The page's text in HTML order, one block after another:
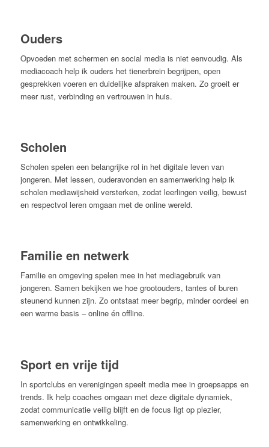
Ouders
Opvoeden met schermen en social media is niet eenvoudig. Als
mediacoach help ik ouders het tienerbrein begrijpen, open
gesprekken voeren en duidelijke afspraken maken. Zo groeit er
meer rust, verbinding en vertrouwen in huis.
Scholen
Scholen spelen een belangrijke rol in het digitale leven van
jongeren. Met lessen, ouderavonden en samenwerking help ik
scholen mediawijsheid versterken, zodat leerlingen veilig, bewust
en respectvol leren omgaan met de online wereld.
Familie en netwerk
Familie en omgeving spelen mee in het mediagebruik van
jongeren. Samen bekijken we hoe grootouders, tantes of buren
steunend kunnen zijn. Zo ontstaat meer begrip, minder oordeel en
een warme basis – online én offline.
Sport en vrije tijd
In sportclubs en verenigingen speelt media mee in groepsapps en
trends. Ik help coaches omgaan met deze digitale dynamiek,
zodat communicatie veilig blijft en de focus ligt op plezier,
samenwerking en ontwikkeling.